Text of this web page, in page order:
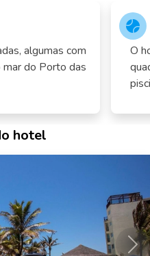
algumas com
do Porto das
O
hotel